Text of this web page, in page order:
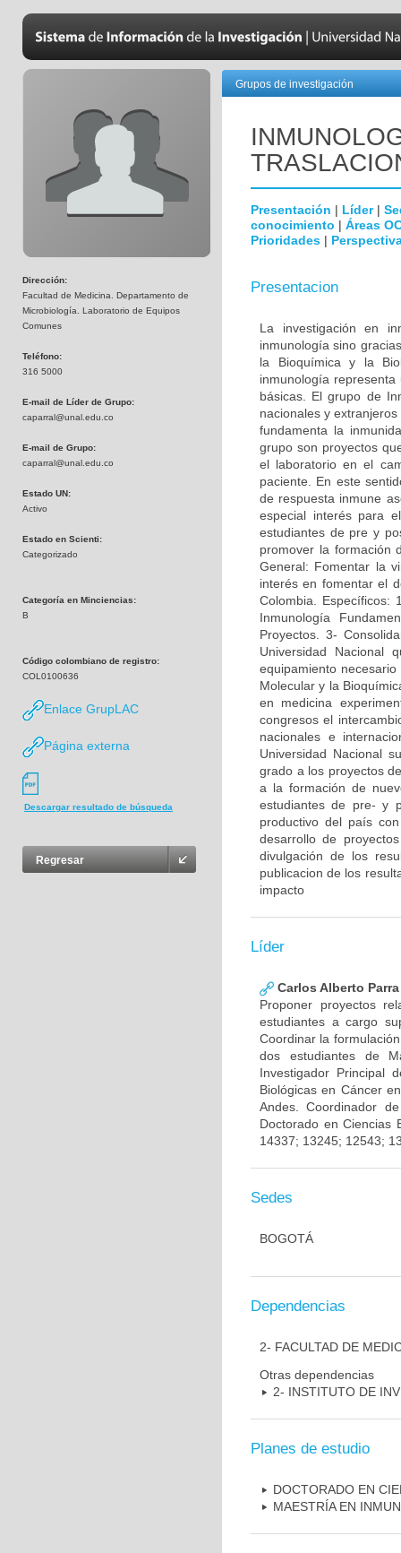
Dirección:
Facultad de Medicina. Departamento de
Microbiología. Laboratorio de Equipos
Comunes
Teléfono:
316 5000
E-mail de Líder de Grupo:
caparral@unal.edu.co
E-mail de Grupo:
caparral@unal.edu.co
Estado UN:
Activo
Estado en Scienti:
Categorizado
Categoría en Minciencias:
B
Código colombiano de registro:
COL0100636
Enlace GrupLAC
Página externa
Descargar resultado de búsqueda
Regresar
Grupos de investigación
Presentación | Líder|
conocimiento | Áreas
Prioridades |
Presentacion
La investigación en
inmunología sino
la Bioquímica y la
inmunología
básicas. El grupo de
nacionales y
fundamenta la
grupo son proyectos
el laboratorio en el
paciente. En este
de respuesta inmune
especial interés para
estudiantes de pre y
promover la formación
General: Fomentar la
interés en fomentar el
Colombia. Específicos:
Inmunología
Proyectos. 3-
Universidad
equipamiento
Molecular y la
en medicina
congresos el
nacionales e
Universidad Nacional
grado a los proyectos
a la formación de
estudiantes de pre- y
productivo del país
desarrollo de
divulgación de los
publicacion de los
impacto
Líder
Carlos Alberto
Proponer proyectos
estudiantes a cargo
Coordinar la
dos estudiantes de
Investigador Principal
Biológicas en Cáncer
Andes. Coordinador
Doctorado en Ciencias
14337; 13245; 12543;
Sedes
BOGOTÁ
Dependencias
2- FACULTAD DE
Otras dependencias
2- INSTITUTO DE
Planes de estudio
DOCTORADO EN
MAESTRÍA EN